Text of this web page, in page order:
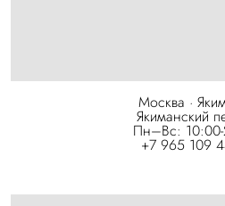
Москва ·
Якиманский
Пн–Вс:
+7 965 109